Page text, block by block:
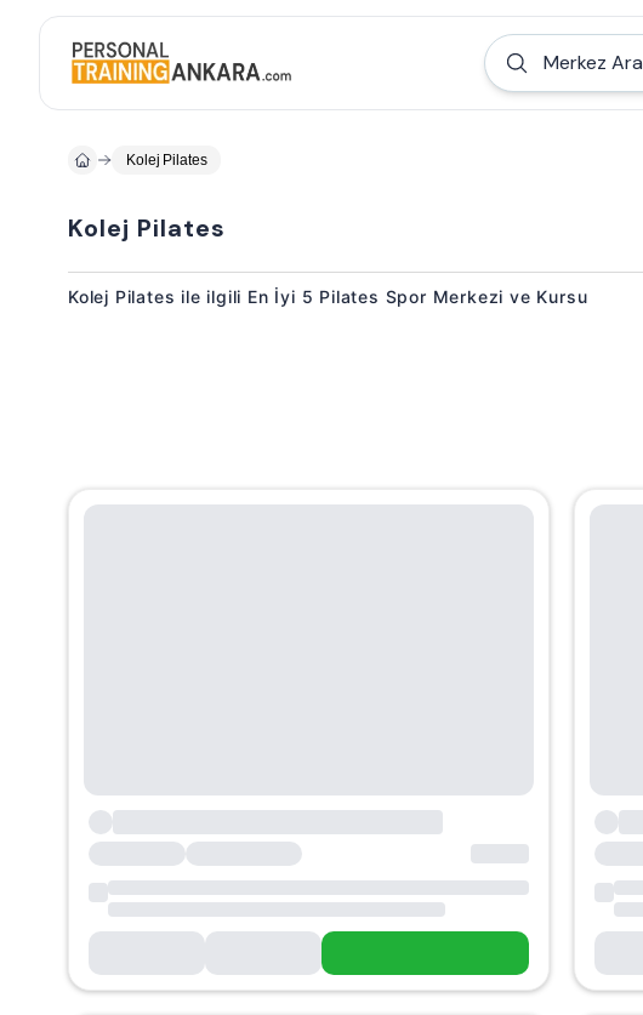
Merkez Ara
Kolej Pilates
Kolej Pilates
Kolej Pilates ile ilgili En İyi 5 Pilates Spor Merkezi ve Kursu